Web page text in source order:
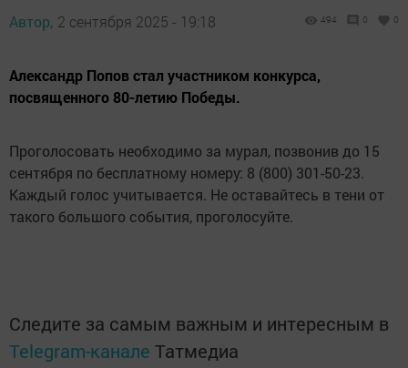
Автор, 2 сентября 2025 - 19:18 494 0 0
Александр Попов стал участником конкурса,
посвященного 80-летию Победы.
Проголосовать необходимо за мурал, позвонив до 15
сентября по бесплатному номеру: 8 (800) 301-50-23.
Каждый голос учитывается. Не оставайтесь в тени от
такого большого события, проголосуйте.
Следите за самым важным и интересным в
Telegram-канале Татмедиа